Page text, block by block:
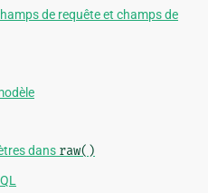
de requête et champs de
dans raw()